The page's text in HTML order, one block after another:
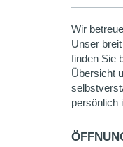
Wir
Unser
finden Sie
Übersicht
persönlich